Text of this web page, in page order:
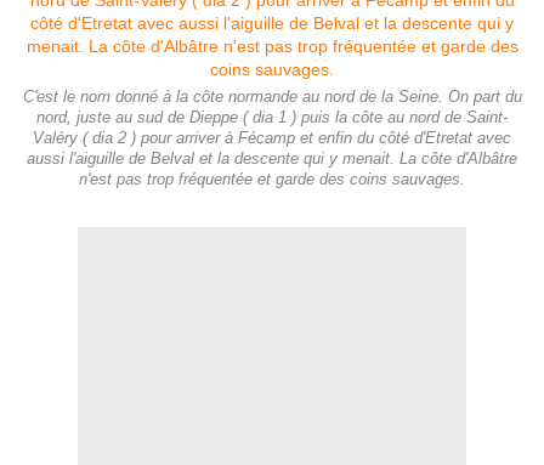
C'est le nom donné à la côte normande au nord de la Seine. On part du
nord, juste au sud de Dieppe ( dia 1 ) puis la côte au nord de Saint-
Valéry ( dia 2 ) pour arriver à Fécamp et enfin du côté d'Etretat avec
aussi l'aiguille de Belval et la descente qui y menait. La côte d'Albâtre
n'est pas trop fréquentée et garde des coins sauvages.